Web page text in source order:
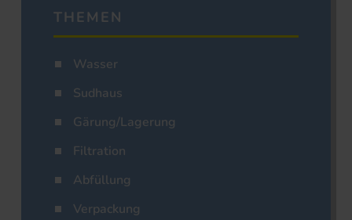
THEMEN
Wasser
Sudhaus
Gärung/Lagerung
Filtration
Abfüllung
Verpackung